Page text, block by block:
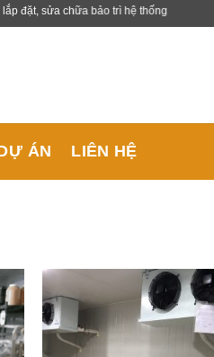
chữa bảo trì hệ thống lạnh công nghiệp.
ÁN LIÊN HỆ